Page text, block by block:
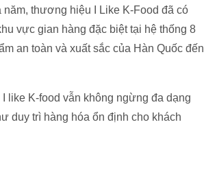
thương hiệu I Like K-Food đã có
vực gian hàng đặc biệt tại hệ thống 8
an toàn và xuất sắc của Hàn Quốc đến
like K-food vẫn không ngừng đa dạng
duy trì hàng hóa ổn định cho khách